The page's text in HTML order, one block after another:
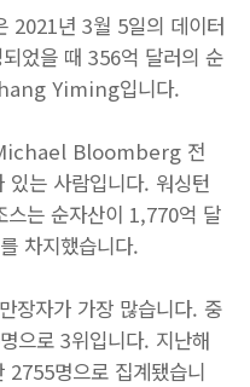
2021년 3월 5일의 데이터
었을 때 356억 달러의 순
Yiming입니다.
Michael Bloomberg 전
는 사람입니다. 워싱턴
스는 순자산이 1,770억 달
차지했습니다.
장자가 가장 많습니다. 중
으로 3위입니다. 지난해
2755명으로 집계됐습니